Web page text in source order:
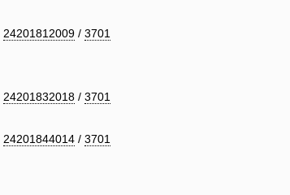
24201812009 / 3701
24201832018 / 3701
24201844014 / 3701